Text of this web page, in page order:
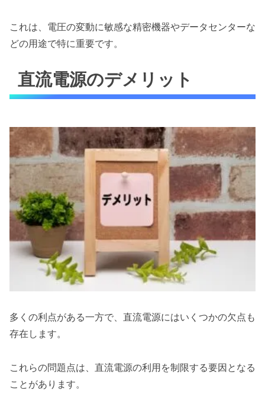
これは、電圧の変動に敏感な精密機器やデータセンターな
どの用途で特に重要です。
直流電源のデメリット
多くの利点がある一方で、直流電源にはいくつかの欠点も
存在します。
これらの問題点は、直流電源の利用を制限する要因となる
ことがあります。